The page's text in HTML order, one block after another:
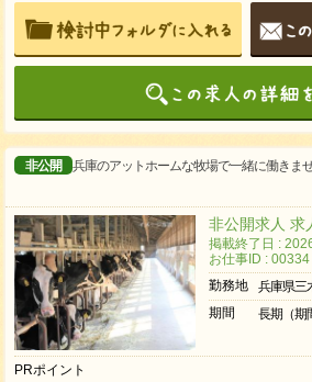
非公開
兵庫のアットホームな牧場で一緒に働きま
非公開求人 求
掲載終了日 :
お仕事ID : 00334
勤務地
兵庫県三
期間
長期（期
PRポイント